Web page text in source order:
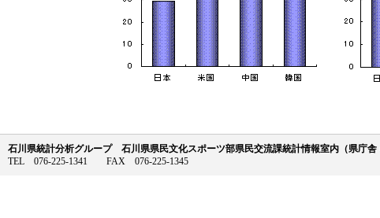
石川県統計分析グループ 石川県県民文化スポーツ部県民交流課統計情報室内（県庁舎
TEL 076-225-1341 FAX 076-225-1345